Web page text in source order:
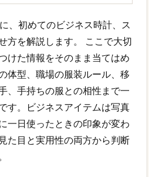
、初めてのビジネス時計、ス
方を解説します。 ここで大切
けた情報をそのまま当てはめ
体型、職場の服装ルール、移
、手持ちの服との相性まで一
す。ビジネスアイテムは写真
一日使ったときの印象が変わ
た目と実用性の両方から判断